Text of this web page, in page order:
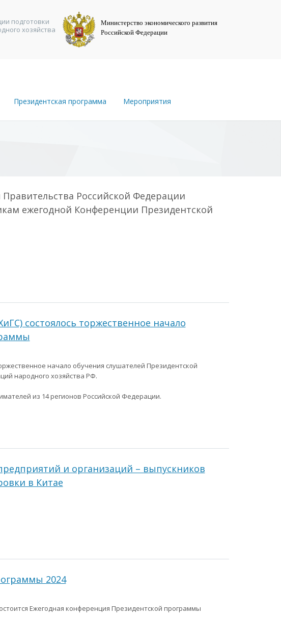
подготовки
хозяйства
Министерство экономического развития
Российской Федерации
Президентская программа Мероприятия
Российской Федерации
ежегодной Конференции Президентской
состоялось торжественное начало
начало обучения слушателей Президентской
народного хозяйства РФ.
из 14 регионов Российской Федерации.
и организаций – выпускников
в Китае
2024
Ежегодная конференция Президентской программы